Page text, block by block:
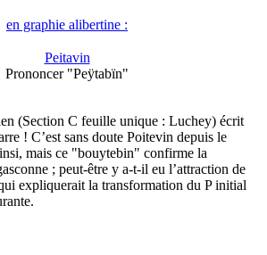
en graphie alibertine :
Peitavin
Prononcer "Peÿtabïn"
(Section C feuille unique : Luchey) écrit
! C’est sans doute Poitevin depuis le
mais ce "bouytebin" confirme la
; peut-être y a-t-il eu l’attraction de
expliquerait la transformation du P initial